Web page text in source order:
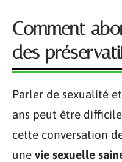
Comment
des
Parler de sexualité
ans peut être
cette conversation
une vie sexuelle